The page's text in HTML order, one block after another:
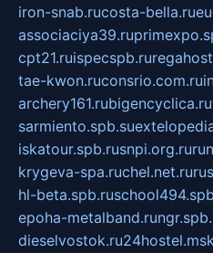
iron-snab.rucosta-bella.ru
associaciya39.ru
cpt21.ruispecspb.ru
tae-kwon.ruconsrio.com.ru
archery161.rubigencyclica.ru
sarmiento.spb.su
iskatour.spb.rusnpi.org.ru
krygeva-spa.ruchel.net.ru
hl-beta.spb.ru
epoha-metalband.ru
dieselvostok.ru